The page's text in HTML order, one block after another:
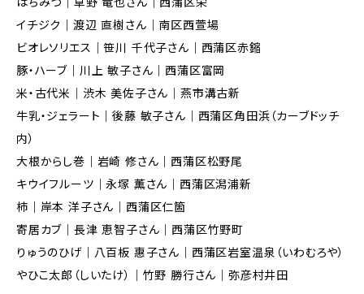
イチジク｜渡辺 直樹さん｜南区西萱場
ビオレソリエス｜笹川 千代子さん｜西蒲区赤鏥
豚・ハーブ｜川上 敏子さん｜西蒲区富岡
米・古代米｜渋木 美佐子さん｜燕市溝古新
牛乳・ジェラート｜後藤 敏子さん｜西蒲区角田浜（カーブドッチ
内）
大根からし巻｜岩崎 修さん｜西蒲区松野尾
キウイフルーツ｜永塚 薫さん｜西蒲区潟浦新
柿｜岸本 洋子さん｜西蒲区仁箇
寄居カブ｜長津 恵智子さん｜西蒲区竹野町
りゅうのひげ｜八百板 惠子さん｜西蒲区岩室温泉（いわむろや）
やひこ太郎（しいたけ）｜竹野 勝行さん｜弥彦村井田